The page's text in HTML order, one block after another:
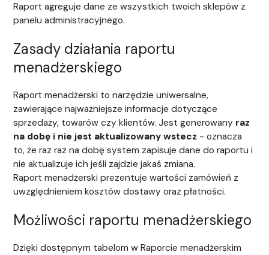
Raport agreguje dane ze wszystkich twoich sklepów z
panelu administracyjnego.
Zasady działania raportu
menadżerskiego
Raport menadżerski to narzędzie uniwersalne,
zawierające najważniejsze informacje dotyczące
sprzedaży, towarów czy klientów. Jest generowany raz
na dobę i nie jest aktualizowany wstecz - oznacza
to, że raz raz na dobę system zapisuje dane do raportu i
nie aktualizuje ich jeśli zajdzie jakaś zmiana.
Raport menadżerski prezentuje wartości zamówień z
uwzględnieniem kosztów dostawy oraz płatności.
Możliwości raportu menadżerskiego
Dzięki dostępnym tabelom w Raporcie menadżerskim